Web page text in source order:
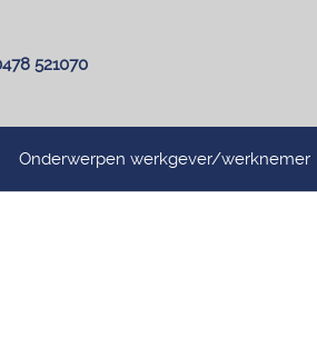
521070
Onderwerpen werkgever/werknemer